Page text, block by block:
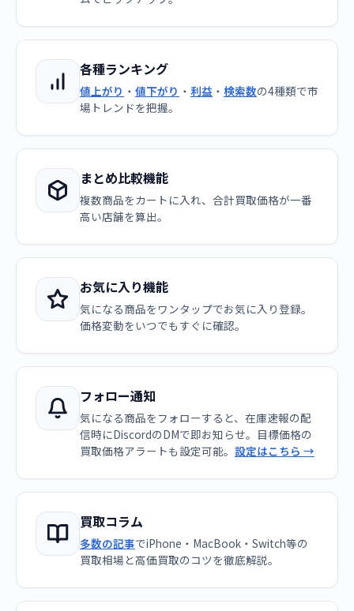
各種ランキング
値上がり ・ 値下がり ・ 利益 ・ 検索数の4種類で市
場トレンドを把握。
まとめ比較機能
複数商品をカートに入れ、合計買取価格が一番
高い店舗を算出。
お気に入り機能
気になる商品をワンタップでお気に入り登録。
価格変動をいつでもすぐに確認。
フォロー通知
気になる商品をフォローすると、在庫速報の配
信時にDiscordのDMで即お知らせ。目標価格の
買取価格アラートも設定可能。 設定はこちら →
買取コラム
多数の記事でiPhone・MacBook・Switch等の
買取相場と高価買取のコツを徹底解説。